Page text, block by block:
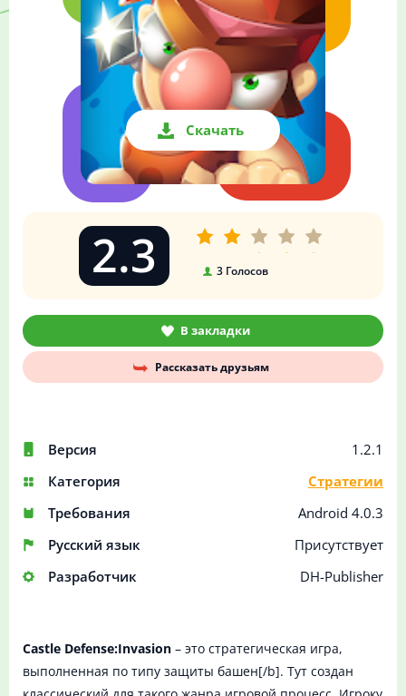
Скачать
Версия
1.2.1
Категория
Стратегии
Требования
Android 4.0.3
Русский язык
Присутствует
Разработчик
DH-Publisher
2.3 3Голосов
В закладки
Рассказать друзьям
Castle Defense:Invasion – это стратегическая игра,
выполненная по типу защиты башен[/b]. Тут создан